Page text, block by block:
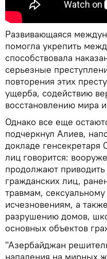
Развивающаяся
помогла укрепить
способствовала
серьезные
повторения этих
ущерба, содействию
восстановлению мира
Однако все еще
подчеркнул Алиев,
докладе
лиц говорится:
продолжают
гражданских лиц,
травмам,
исчезновениям, а
разрушению домов,
основных объектов
"Азербайджан
нападения на мирных